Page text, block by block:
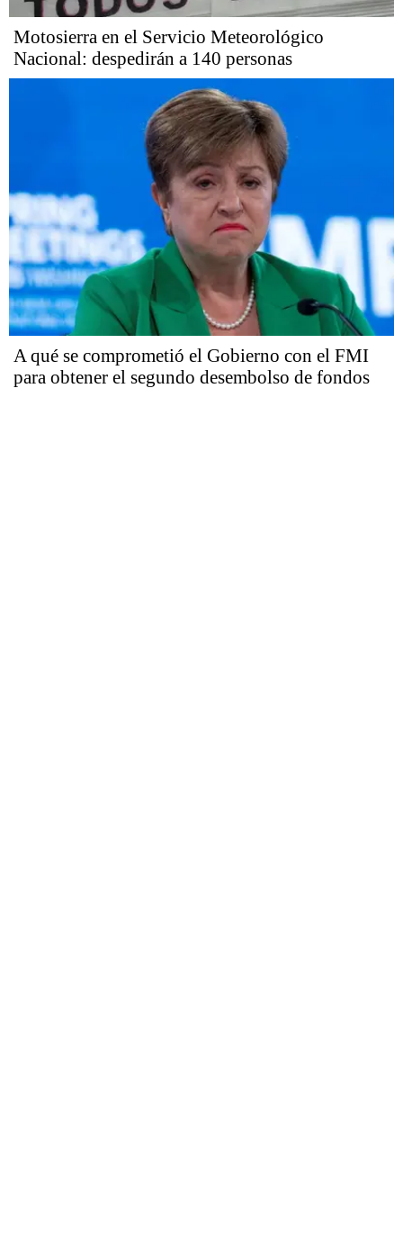
Motosierra en el Servicio Meteorológico
Nacional: despedirán a 140 personas
A qué se comprometió el Gobierno con el FMI
para obtener el segundo desembolso de fondos